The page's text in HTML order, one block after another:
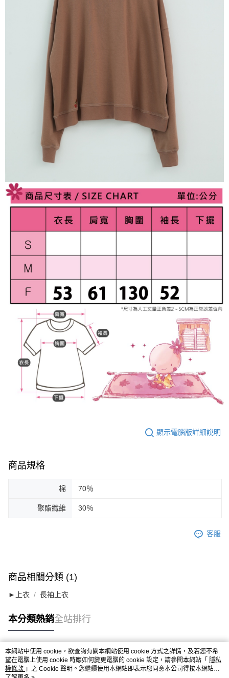
顯示電腦版詳細說明
商品規格
棉 70％
聚酯纖維 30％
客服
商品相關分類 (1)
►上衣 長袖上衣
本分類熱銷全站排行
熱門標籤
本網站中使用 cookie，欲查詢有關本網站使用 cookie 方式之詳情，及若您不希
望在電腦上使用 cookie 時應如何變更電腦的 cookie 設定，請參閱本網站「 隱私
權條款 」之 Cookie 聲明。您繼續使用本網站即表示您同意本公司得按本網站使